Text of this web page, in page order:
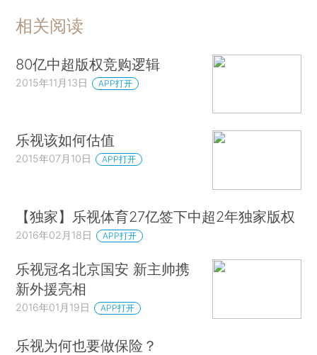
相关阅读
80亿中超版权竞购逻辑
2015年11月13日 APP打开
乐视该如何估值
2015年07月10日 APP打开
【独家】乐视体育27亿签下中超2年独家版权
2016年02月18日 APP打开
乐视冠名北京国安 新主帅携
新外援亮相
2016年01月19日 APP打开
乐视为何也要做保险？